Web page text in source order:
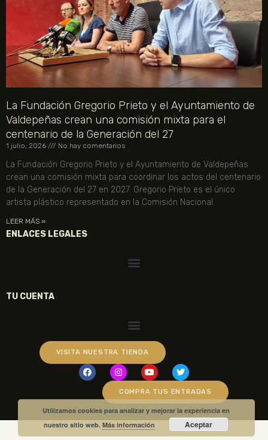
La Fundación Gregorio Prieto y el Ayuntamiento de
Valdepeñas crean una comisión mixta para el
centenario de la Generación del 27
1 julio, 2026 No hay comentarios
La Fundación Gregorio Prieto y el Ayuntamiento de Valdepeñas
crean una comisión mixta para coordinar los actos del centenario
de la Generación del 27 en 2027. Gregorio Prieto es el único
artista plástico representado en la Comisión Nacional.
LEER MÁS »
ENLACES LEGALES
TU CUENTA
VISITA NUESTRA TIENDA
COMPRA TUS ENTRADAS
Utilizamos cookies para analizar y mejorar la experiencia en
nuestro sitio web.Más información Aceptar